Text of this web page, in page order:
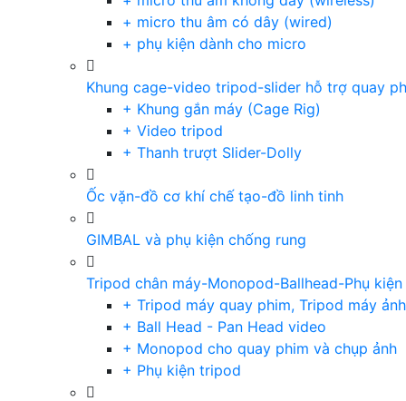
+ micro thu âm có dây (wired)
+ phụ kiện dành cho micro
Khung cage-video tripod-slider hỗ trợ quay
+ Khung gắn máy (Cage Rig)
+ Video tripod
+ Thanh trượt Slider-Dolly
Ốc vặn-đồ cơ khí chế tạo-đồ linh tinh
GIMBAL và phụ kiện chống rung
Tripod chân máy-Monopod-Ballhead-Phụ kiện
+ Tripod máy quay phim, Tripod máy
+ Ball Head - Pan Head video
+ Monopod cho quay phim và chụp ảnh
+ Phụ kiện tripod